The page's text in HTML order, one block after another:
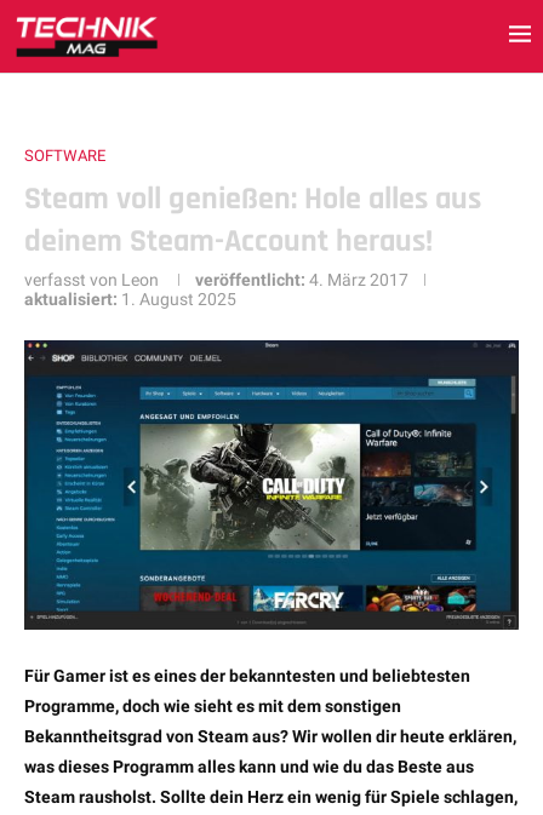
SOFTWARE
Steam voll genießen: Hole alles aus
deinem Steam-Account heraus!
verfasst von Leon veröffentlicht: 4. März 2017
aktualisiert: 1. August 2025
Für Gamer ist es eines der bekanntesten und beliebtesten
Programme, doch wie sieht es mit dem sonstigen
Bekanntheitsgrad von Steam aus? Wir wollen dir heute erklären,
was dieses Programm alles kann und wie du das Beste aus
Steam rausholst. Sollte dein Herz ein wenig für Spiele schlagen,